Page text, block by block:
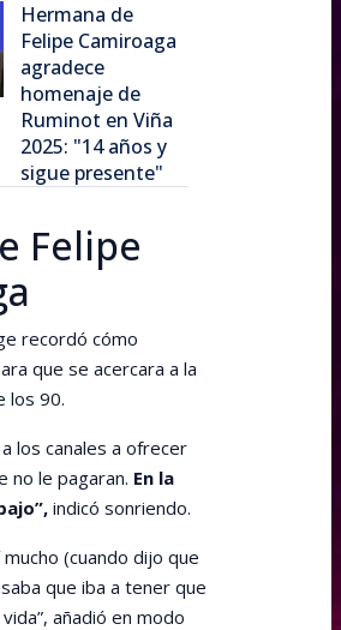
Hermana de
Felipe Camiroaga
agradece
homenaje de
Ruminot en Viña
2025: "14 años y
sigue presente"
Felipe
recordó cómo
que se acercara a la
los 90.
los canales a ofrecer
no le pagaran. En la
indicó sonriendo.
(cuando dijo que
que iba a tener que
añadió en modo